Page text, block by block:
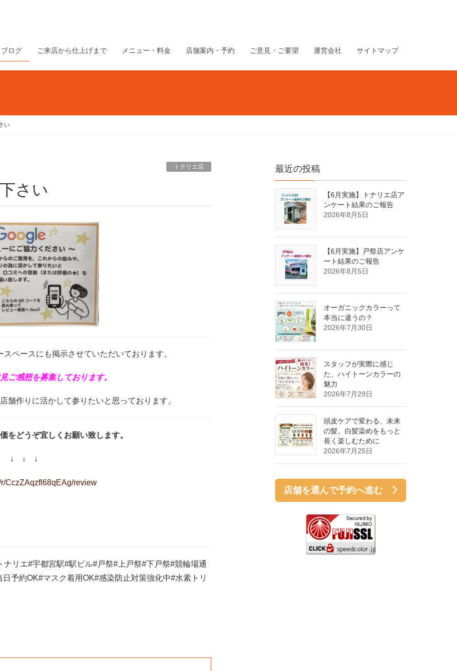
ブログ ご来店から仕上げまで メニュー・料金 店舗案内・予約 ご意見・ご要望 運営会社 サイトマップ
い
トナリエ店
さい
ペースにも掲示させていただいております。
ご感想を募集しております。
舗作りに活かして参りたいと思っております。
をどうぞ宜しくお願い致します。
↓ ↓ ↓
r/CczZAqzfl68qEAg/review
リエ#宇都宮駅#駅ビル#戸祭#上戸祭#下戸祭#競輪場通
予約OK#マスク着用OK#感染防止対策強化中#水素トリ
最近の投稿
【6月実施】トナリエ店ア
ンケート結果のご報告
2026年8月5日
【6月実施】戸祭店アンケ
ート結果のご報告
2026年8月5日
オーガニックカラーって
本当に違うの？
2026年7月30日
スタッフが実際に感じ
た、ハイトーンカラーの
魅力
2026年7月29日
頭皮ケアで変わる、未来
の髪。白髪染めをもっと
長く楽しむために
2026年7月25日
店舗を選んで予約へ進む